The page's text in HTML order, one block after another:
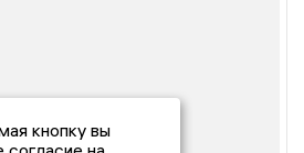
кнопку вы